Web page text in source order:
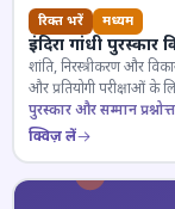
रिक्त भरें मध्यम
इंदिरा गांधी पुरस्कार
शांति, निरस्त्रीकरण और
और प्रतियोगी परीक्षाओं के
पुरस्कार और सम्मान
क्विज़ लें